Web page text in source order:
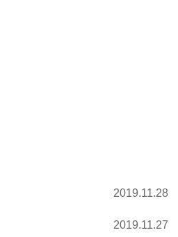
2019.11.28
2019.11.27